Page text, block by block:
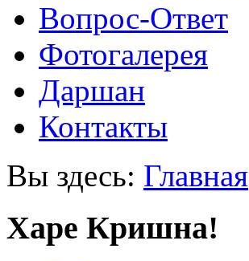
Вопрос-Ответ
Фотогалерея
Даршан
Контакты
Вы здесь: Главная
Харе Кришна!